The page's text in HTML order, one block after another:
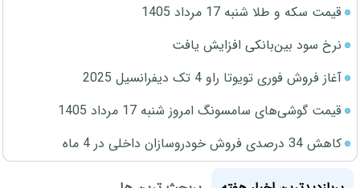
قیمت سکه و طلا شنبه 17 مرداد 1405
نرخ سود بین‌بانکی افزایش یافت
آغاز فروش فوری تویوتا راو 4 تک دیفرانسیل 2025
قیمت گوشی‌های سامسونگ امروز شنبه 17 مرداد 1405
کاهش 34 درصدی فروش خودروسازان داخلی در 4 ماه